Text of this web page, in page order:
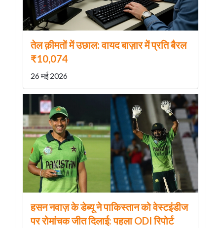
तेल क़ीमतों में उछाल: वायद बाज़ार में प्रति बैरल
₹10,074
26 मई 2026
हसन नवाज़ के डेब्यू ने पाकिस्तान को वेस्टइंडीज
पर रोमांचक जीत दिलाई: पहला ODI रिपोर्ट